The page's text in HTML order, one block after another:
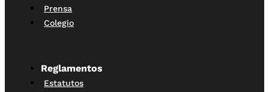
Prensa
Colegio
Reglamentos
Estatutos